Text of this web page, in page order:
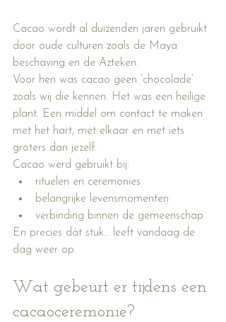
Cacao wordt al duizenden jaren gebruikt
door oude culturen zoals de Maya
beschaving en de Azteken.
Voor hen was cacao geen ‘chocolade’
zoals wij die kennen. Het was een heilige
plant. Een middel om contact te maken
met het hart, met elkaar en met iets
groters dan jezelf.
Cacao werd gebruikt bij:
rituelen en ceremonies
belangrijke levensmomenten
verbinding binnen de gemeenschap
En precies dát stuk… leeft vandaag de
dag weer op.
Wat gebeurt er tijdens een
cacaoceremonie?